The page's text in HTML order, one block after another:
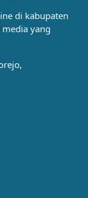
di kabupaten
yang